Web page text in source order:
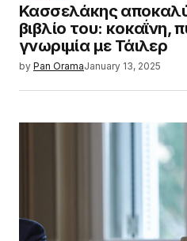
Κασσελάκης
βιβλίο του: κοκαΐνη,
γνωριμία με Τάιλερ
by Pan OramaJanuary 13, 2025